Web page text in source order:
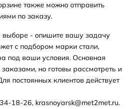
также можно отправить
по заказу.
выборе - опишите вашу задачу
с подбором марки стали,
под ваши условия. Основная
но готовы рассмотреть и
постоянных клиентов действует
18-26, krasnoyarsk@met2met.ru.